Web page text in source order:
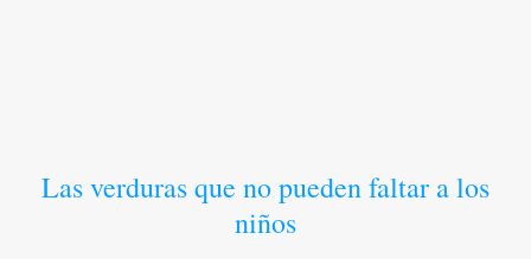
Las verduras que no pueden faltar a los
niños